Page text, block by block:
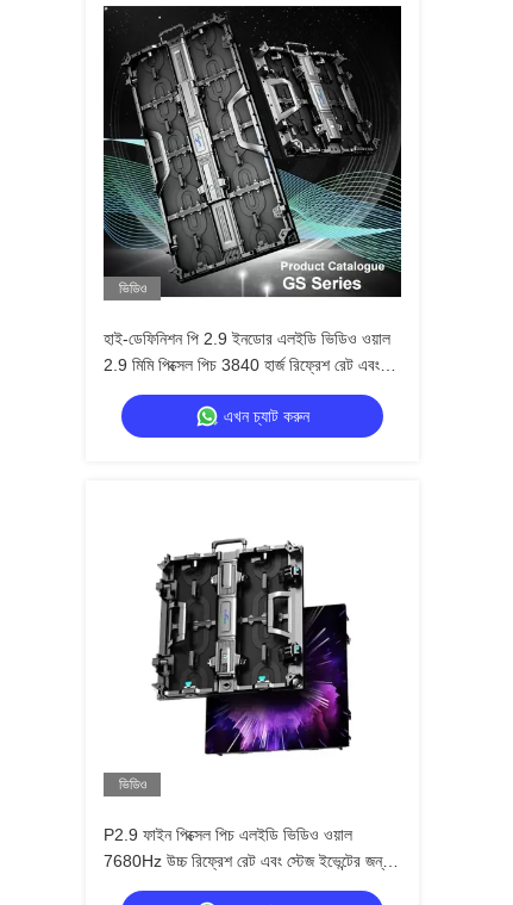
ভিডিও
হাই-ডেফিনিশন পি 2.9 ইনডোর এলইডি ভিডিও ওয়াল
2.9 মিমি পিক্সেল পিচ 3840 হার্জ রিফ্রেশ রেট এবং
4500cd / বর্গমিটার উজ্জ্বলতা সহ
এখন চ্যাট করুন
ভিডিও
P2.9 ফাইন পিক্সেল পিচ এলইডি ভিডিও ওয়াল
7680Hz উচ্চ রিফ্রেশ রেট এবং স্টেজ ইভেন্টের জন্য
ডাবল পাওয়ার এবং সংকেত ব্যাকআপ সহ